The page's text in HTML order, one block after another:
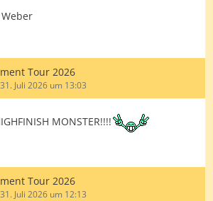
Tour 2026
31. Juli 2026 um 13:03
MONSTER!!!!
Tour 2026
31. Juli 2026 um 12:13